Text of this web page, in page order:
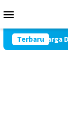
ke
Mobile
Terbaru
Warga Dungkan